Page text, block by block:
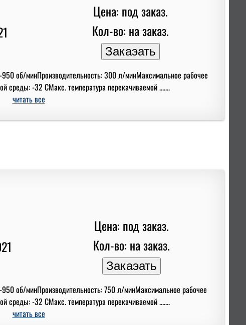
Цена: под заказ.
Кол-во: на заказ.
об/минПроизводительность: 300 л/минМаксимальное рабочее
среды: -32 СМакс. температура перекачиваемой .......
читать все
Цена: под заказ.
Кол-во: на заказ.
об/минПроизводительность: 750 л/минМаксимальное рабочее
среды: -32 СМакс. температура перекачиваемой .......
читать все